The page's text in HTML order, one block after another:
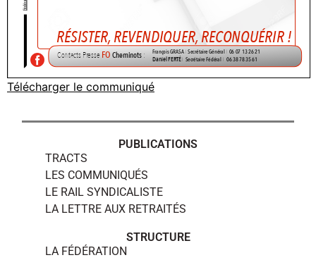
Télécharger le communiqué
PUBLICATIONS
TRACTS
LES COMMUNIQUÉS
LE RAIL SYNDICALISTE
LA LETTRE AUX RETRAITÉS
STRUCTURE
LA FÉDÉRATION